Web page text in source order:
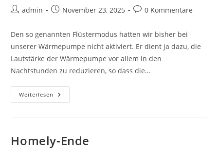
Beitrags-
admin
BeitragNovember 23, 2025
Beitrags-
0 Kommentare
Den so genannten Flüstermodus hatten wir bisher bei
unserer Wärmepumpe nicht aktiviert. Er dient ja dazu, die
Lautstärke der Wärmepumpe vor allem in den
Nachtstunden zu reduzieren, so dass die…
Weiterlesen Flüstermodus
Homely-Ende